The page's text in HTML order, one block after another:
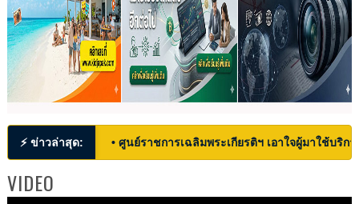
⚡ ข่าวล่าสุด: • ศูนย์ราชการเฉลิมพระเกียรติฯ เอาใจผู้มาใช้บริก
VIDEO